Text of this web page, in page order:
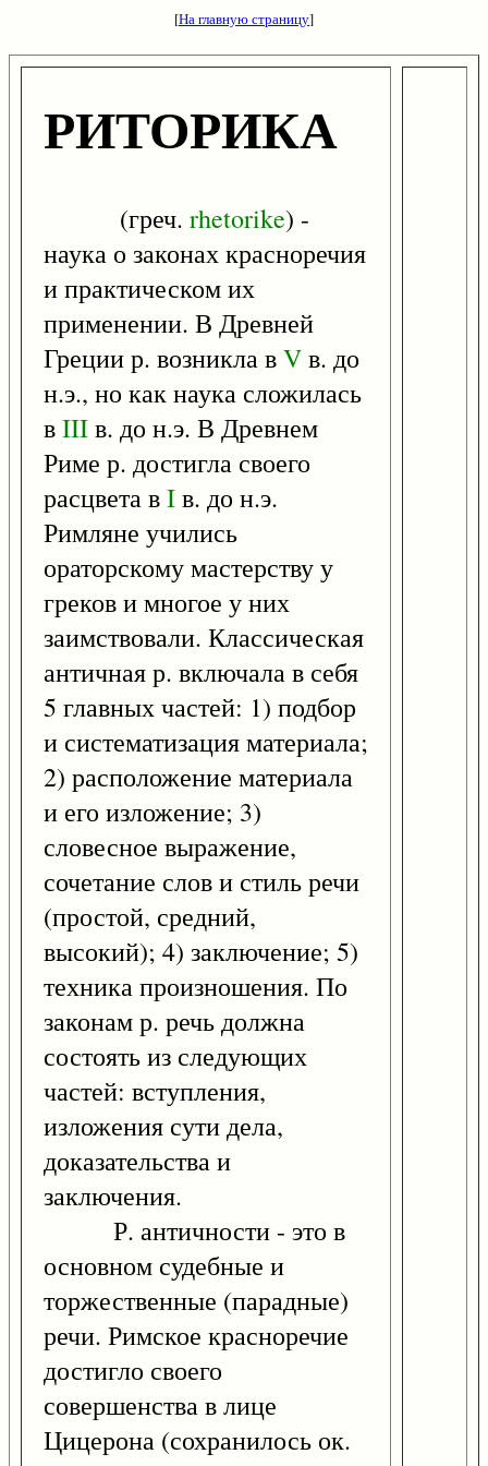
[На главную страницу]
РИТОРИКА
(греч. rhetorike) -
наука о законах красноречия
и практическом их
применении. В Древней
Греции р. возникла вVв. до
н.э., но как наука сложилась
вIIIв. до н.э. В Древнем
Риме р. достигла своего
расцвета вIв. до н.э.
Римляне учились
ораторскому мастерству у
греков и многое у них
заимствовали. Классическая
античная р. включала в себя
5 главных частей: 1) подбор
и систематизация материала;
2) расположение материала
и его изложение; 3)
словесное выражение,
сочетание слов и стиль речи
(простой, средний,
высокий); 4) заключение; 5)
техника произношения. По
законам р. речь должна
состоять из следующих
частей: вступления,
изложения сути дела,
доказательства и
заключения.
Р. античности - это в
основном судебные и
торжественные (парадные)
речи. Римское красноречие
достигло своего
совершенства в лице
Цицерона (сохранилось ок.